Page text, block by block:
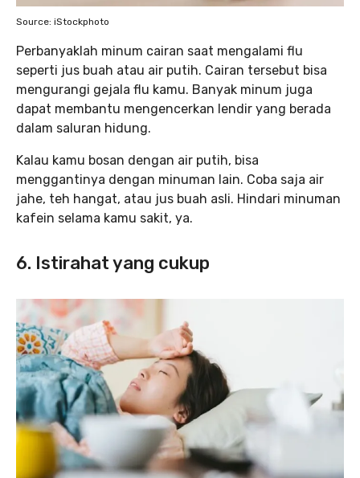
Source: iStockphoto
Perbanyaklah minum cairan saat mengalami flu
seperti jus buah atau air putih. Cairan tersebut bisa
mengurangi gejala flu kamu. Banyak minum juga
dapat membantu mengencerkan lendir yang berada
dalam saluran hidung.
Kalau kamu bosan dengan air putih, bisa
menggantinya dengan minuman lain. Coba saja air
jahe, teh hangat, atau jus buah asli. Hindari minuman
kafein selama kamu sakit, ya.
6. Istirahat yang cukup